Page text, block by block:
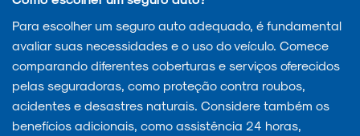
Para escolher um seguro auto adequado, é fundamental
avaliar suas necessidades e o uso do veículo. Comece
comparando diferentes coberturas e serviços oferecidos
pelas seguradoras, como proteção contra roubos,
acidentes e desastres naturais. Considere também os
benefícios adicionais, como assistência 24 horas,